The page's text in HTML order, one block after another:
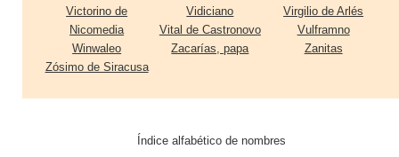
Victorino de
Nicomedia
Vidiciano
Virgilio de Arlés
Vital de Castronovo
Vulframno
Winwaleo
Zacarías, papa
Zanitas
Zósimo de Siracusa
Índice alfabético de nombres